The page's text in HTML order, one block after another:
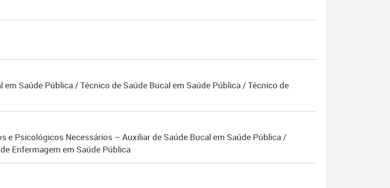
Saúde Pública / Técnico de Saúde Bucal em Saúde Pública / Técnico de
e Psicológicos Necessários – Auxiliar de Saúde Bucal em Saúde Pública /
Enfermagem em Saúde Pública